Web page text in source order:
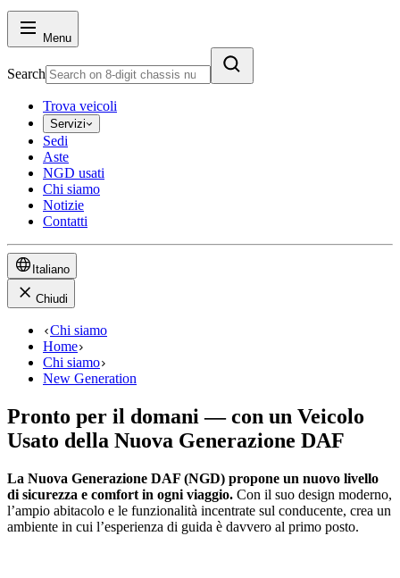
Menu
Search
Trova veicoli
Servizi
Sedi
Aste
NGD usati
Chi siamo
Notizie
Contatti
Italiano
Chiudi
Chi siamo
Home
Chi siamo
New Generation
Pronto per il domani — con un Veicolo
Usato della Nuova Generazione DAF
La Nuova Generazione DAF (NGD) propone un nuovo livello
di sicurezza e comfort in ogni viaggio. Con il suo design moderno,
l’ampio abitacolo e le funzionalità incentrate sul conducente, crea un
ambiente in cui l’esperienza di guida è davvero al primo posto.